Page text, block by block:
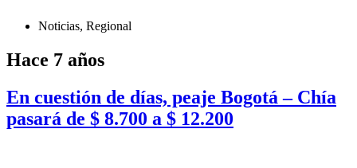
Noticias, Regional
Hace 7 años
En cuestión de días, peaje Bogotá – Chía
pasará de $ 8.700 a $ 12.200